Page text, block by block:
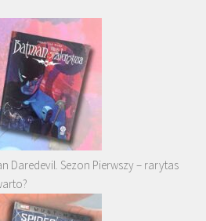
Daredevil. Sezon Pierwszy – rarytas